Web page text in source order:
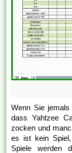
Wenn Sie
dass Yahtzee
zocken und
es ist kein
Spiele werden